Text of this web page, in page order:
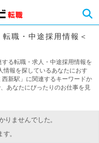
職・中途採用情報＜
る転職・求人・中途採用情報を
情報を探しているあなたにおす
新駅」に関連するキーワードか
あなたにぴったりのお仕事を見
りませんでした。
。